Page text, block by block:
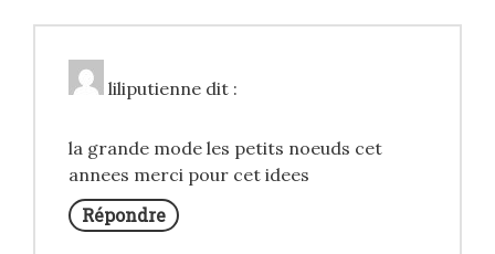
liliputienne dit :
la grande mode les petits noeuds cet
annees merci pour cet idees
Répondre